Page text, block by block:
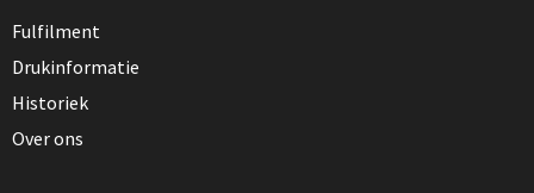
Fulfilment
Drukinformatie
Historiek
Over ons